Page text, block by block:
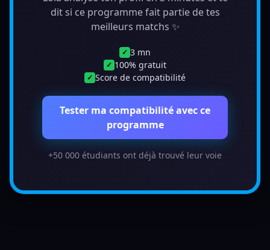
dit si ce programme fait partie de tes
meilleurs matchs ✨
✓ 3 mn
✓ 100% gratuit
✓ Score de compatibilité
Tester ma compatibilité avec ce
programme
+50 000 étudiants ont déjà trouvé leur voie